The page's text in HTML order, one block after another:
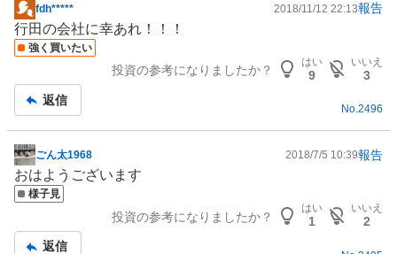
掲
示
板
fdh***** 2018/11/12 22:13報告
行田の会社に幸あれ！！！
強く買いたい
投資の参考になりましたか？
はい
9
いいえ
3
返信
No.2496
掲
示
板
ごん太1968 2018/7/5 10:39報告
おはようございます
様子見
投資の参考になりましたか？
はい
1
いいえ
2
返信